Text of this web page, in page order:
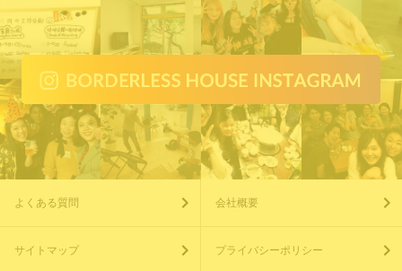
よくある質問 会社概要
サイトマップ プライバシーポリシー